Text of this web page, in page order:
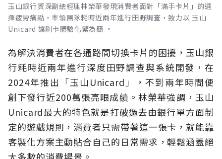
玉山銀行資深副總經理林榮華發現消費者面對「滿手卡片」的選
擇疲勞痛點，率領團隊耗時近兩年進行田野調查，致力以 玉山
Unicard 讓刷卡體驗化繁為簡 。
為解決消費者在各通路間切換卡片的困擾，玉山銀
行耗時近兩年進行深度田野調查與系統開發，在
2024年推出「玉山Unicard」，不到兩年時間便
創下發行近200萬張亮眼成績。林榮華強調，玉山
Unicard最大的特色就是打破過去由銀行單方面制
定的遊戲規則，消費者只需帶著這一張卡，就能靠
客製化方案主動貼合自己的日常需求，輕鬆涵蓋絕
大多數的消費場景。